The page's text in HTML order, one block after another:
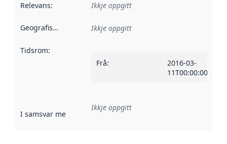
Relevans: Ikkje oppgitt
Geografisk område Ikkje oppgitt
Tidsrom:
Frå:
2016-03-
11T00:00:00Z
I samsvar med Referanse til ei implementeringsregel eller
Ikkje oppgitt